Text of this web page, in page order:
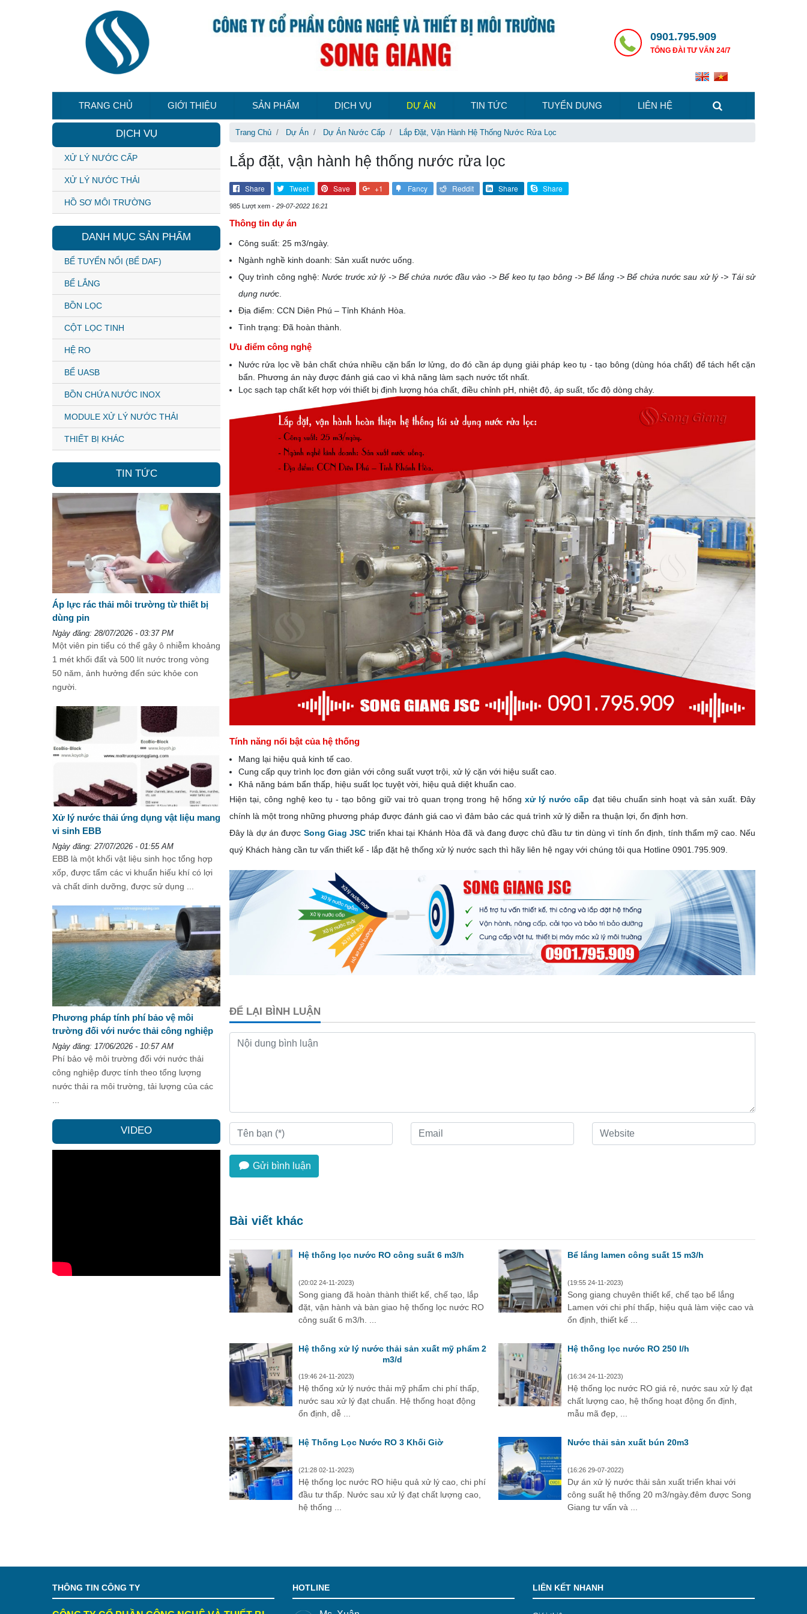
0901.795.909
TỔNG ĐÀI TƯ VẤN 24/7
TRANG CHỦ GIỚI THIỆU SẢN PHẨM DỊCH VỤ DỰ ÁN TIN TỨC TUYỂN DỤNG LIÊN HỆ
Trang Chủ Dự Án Dự Án Nước Cấp Lắp Đặt, Vận Hành Hệ Thống Nước Rửa Lọc
Lắp đặt, vận hành hệ thống nước rửa lọc
Share Tweet Save +1 Fancy Reddit Share Share
985 Lượt xem - 29-07-2022 16:21
Thông tin dự án
Công suất: 25 m3/ngày.
Ngành nghề kinh doanh: Sản xuất nước uống.
Quy trình công nghệ:Nước trước xử lý -> Bể chứa nước đầu vào -> Bể keo tụ tạo bông -> Bể lắng -> Bể chứa nước sau xử lý -> Tái sử
dụng nước
Địa điểm: CCN Diên Phú – Tỉnh Khánh Hòa.
Tình trạng: Đã hoàn thành.
Ưu điểm công nghệ
Nước rửa lọc về bản chất chứa nhiều cặn bẩn lơ lửng, do đó cần áp dụng giải pháp keo tụ - tạo bông (dùng hóa chất) để tách hết cặn
bẩn. Phương án này được đánh giá cao vì khả năng làm sạch nước tốt nhất.
Lọc sạch tạp chất kết hợp với thiết bị định lượng hóa chất, điều chỉnh pH, nhiệt độ, áp suất, tốc độ dòng chảy.
Tính năng nổi bật của hệ thống
Mang lại hiệu quả kinh tế cao.
Cung cấp quy trình lọc đơn giản với công suất vượt trội, xử lý cặn với hiệu suất cao.
Khả năng bám bẩn thấp, hiệu suất lọc tuyệt vời, hiệu quả diệt khuẩn cao.
Hiện tại, công nghệ keo tụ - tạo bông giữ vai trò quan trọng trong hệ hống xử lý nước cấp đạt tiêu chuẩn sinh hoạt và sản xuất. Đây
chính là một trong những phương pháp được đánh giá cao vì đảm bảo các quá trình xử lý diễn ra thuận lợi, ổn định hơn.
Đây là dự án được Song Giag JSC triển khai tại Khánh Hòa đã và đang được chủ đầu tư tin dùng vì tính ổn định, tính thẩm mỹ cao. Nếu
quý Khách hàng cần tư vấn thiết kế - lắp đặt hệ thống xử lý nước sạch thì hãy liên hệ ngay với chúng tôi qua Hotline 0901.795.909
ĐỂ LẠI BÌNH LUẬN
Gửi bình luận
Bài viết khác
Hệ thống lọc nước RO công suất 6 m3/h
(20:02 24-11-2023)
Song giang đã hoàn thành thiết kế, chế tạo, lắp
đặt, vận hành và bàn giao hệ thống lọc nước RO
công suất 6 m3/h. ...
Bể lắng lamen công suất 15 m3/h
(19:55 24-11-2023)
Song giang chuyên thiết kế, chế tạo bể lắng
Lamen với chi phí thấp, hiệu quả làm việc cao và
ổn định, thiết kế ...
Hệ thống xử lý nước thải sản xuất mỹ phẩm 2
m3/d
(19:46 24-11-2023)
Hệ thống xử lý nước thải mỹ phẩm chi phí thấp,
nước sau xử lý đạt chuẩn. Hệ thống hoạt động
ổn định, dễ ...
Hệ thống lọc nước RO 250 l/h
(16:34 24-11-2023)
Hệ thống lọc nước RO giá rẻ, nước sau xử lý đạt
chất lượng cao, hệ thống hoạt động ổn định,
mẫu mã đẹp, ...
Hệ Thống Lọc Nước RO 3 Khối Giờ
(21:28 02-11-2023)
Hệ thống lọc nước RO hiệu quả xử lý cao, chi phí
đầu tư thấp. Nước sau xử lý đạt chất lượng cao,
hệ thống ...
Nước thải sản xuất bún 20m3
(16:26 29-07-2022)
Dự án xử lý nước thải sản xuất triển khai với
công suất hệ thống 20 m3/ngày.đêm được Song
Giang tư vấn và ...
DỊCH VỤ
XỬ LÝ NƯỚC CẤP
XỬ LÝ NƯỚC THẢI
HỒ SƠ MÔI TRƯỜNG
DANH MỤC SẢN PHẨM
BỂ TUYỂN NỔI (BỂ DAF)
BỂ LẮNG
BỒN LỌC
CỘT LỌC TINH
HỆ RO
BỂ UASB
BỒN CHỨA NƯỚC INOX
MODULE XỬ LÝ NƯỚC THẢI
THIẾT BỊ KHÁC
TIN TỨC
Áp lực rác thải môi trường từ thiết bị
dùng pin
Ngày đăng: 28/07/2026 - 03:37 PM
Một viên pin tiểu có thể gây ô nhiễm khoảng
1 mét khối đất và 500 lít nước trong vòng
50 năm, ảnh hưởng đến sức khỏe con
người.
Xử lý nước thải ứng dụng vật liệu mang
vi sinh EBB
Ngày đăng: 27/07/2026 - 01:55 AM
EBB là một khối vật liệu sinh học tổng hợp
xốp, được tẩm các vi khuẩn hiếu khí có lợi
và chất dinh dưỡng, được sử dụng ...
Phương pháp tính phí bảo vệ môi
trường đối với nước thải công nghiệp
Ngày đăng: 17/06/2026 - 10:57 AM
Phí bảo vệ môi trường đối với nước thải
công nghiệp được tính theo tổng lượng
nước thải ra môi trường, tải lượng của các
VIDEO
THÔNG TIN CÔNG TY HOTLINE LIÊN KẾT NHANH